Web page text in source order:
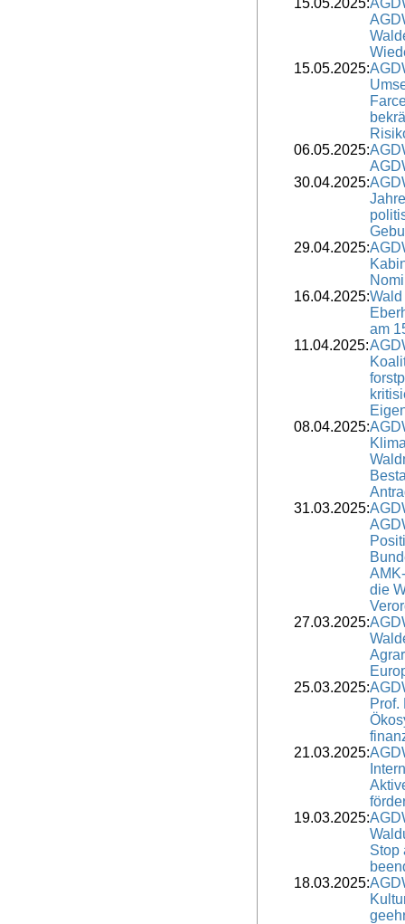
15.05.2025:
15.05.2025:
06.05.2025:
30.04.2025:
29.04.2025:
16.04.2025:
am
11.04.2025:
08.04.2025:
31.03.2025:
die
27.03.2025:
25.03.2025:
Prof.
21.03.2025:
19.03.2025:
Stop
18.03.2025: